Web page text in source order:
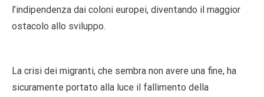
l’indipendenza dai coloni europei, diventando il maggior
ostacolo allo sviluppo.
La crisi dei migranti, che sembra non avere una fine, ha
sicuramente portato alla luce il fallimento della